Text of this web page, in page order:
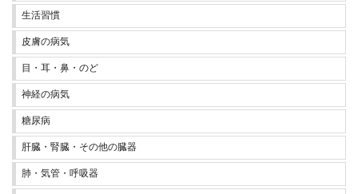
生活習慣
皮膚の病気
目・耳・鼻・のど
神経の病気
糖尿病
肝臓・腎臓・その他の臓器
肺・気管・呼吸器